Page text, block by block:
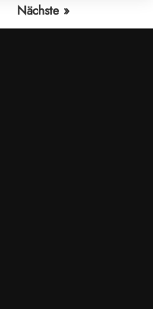
Nächste »